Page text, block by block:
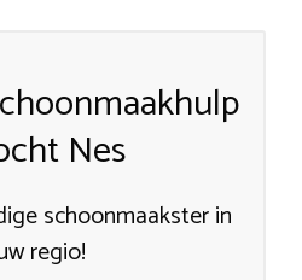
Nes
schoonmaakster in
regio!